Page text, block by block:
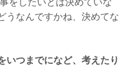
うなんですかね、決めてな
いつまでになど、考えたり